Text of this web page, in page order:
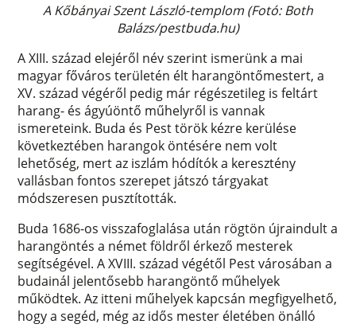
A Kőbányai Szent László-templom (Fotó: Both
Balázs/pestbuda.hu)
A XIII. század elejéről név szerint ismerünk a mai
magyar főváros területén élt harangöntőmestert, a
XV. század végéről pedig már régészetileg is feltárt
harang- és ágyúöntő műhelyről is vannak
ismereteink. Buda és Pest török kézre kerülése
következtében harangok öntésére nem volt
lehetőség, mert az iszlám hódítók a keresztény
vallásban fontos szerepet játszó tárgyakat
módszeresen pusztították.
Buda 1686-os visszafoglalása után rögtön újraindult a
harangöntés a német földről érkező mesterek
segítségével. A XVIII. század végétől Pest városában a
budainál jelentősebb harangöntő műhelyek
működtek. Az itteni műhelyek kapcsán megfigyelhető,
hogy a segéd, még az idős mester életében önálló